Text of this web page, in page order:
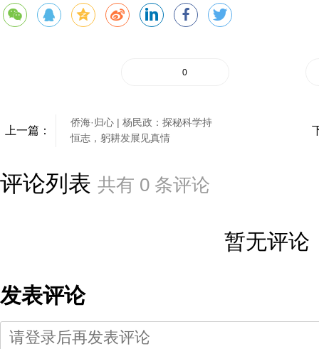
0
上一篇：
侨海·归心 | 杨民政：探秘科学持
恒志，躬耕发展见真情
评论列表 共有 0 条评论
暂无评论
发表评论